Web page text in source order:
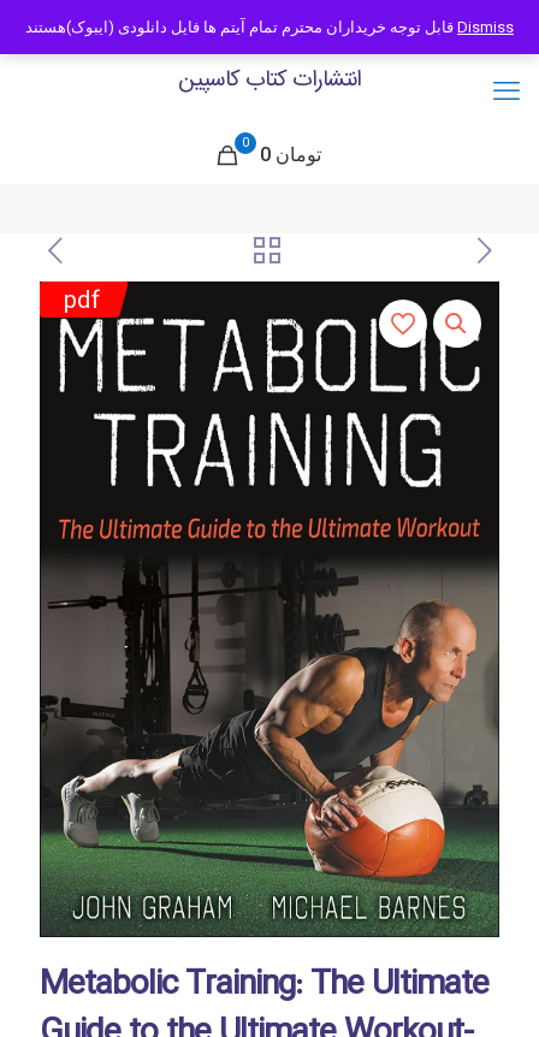
09121466294 info@caspianbook.com
انتشارات کتاب کاسپین
0
0 تومان
pdf
Metabolic Training: The Ultimate
Dismiss